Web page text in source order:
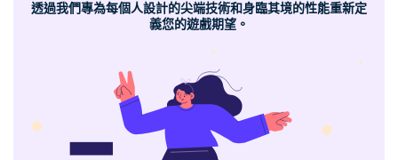
透過我們專為每個人設計的尖端技術和身臨其境的性能重新定
義您的遊戲期望。